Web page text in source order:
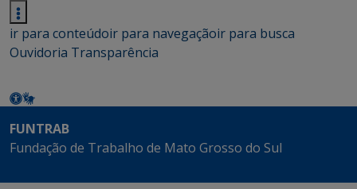
ir para conteúdoir para navegaçãoir para busca
Ouvidoria Transparência
FUNTRAB
Fundação de Trabalho de Mato Grosso do Sul